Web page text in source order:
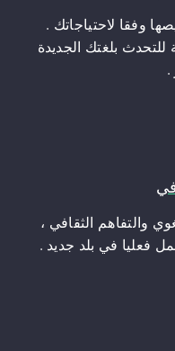
وفقا لاحتياجاتك .
للتحدث بلغتك الجديدة
.
والتفاهم الثقافي ،
فعليا في بلد جديد .